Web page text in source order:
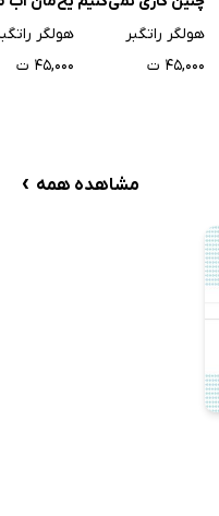
هولگر راتگبر
۴۵,۰۰۰ ت
هولگر
۴۵,۰۰۰ ت
مشاهده همه ›